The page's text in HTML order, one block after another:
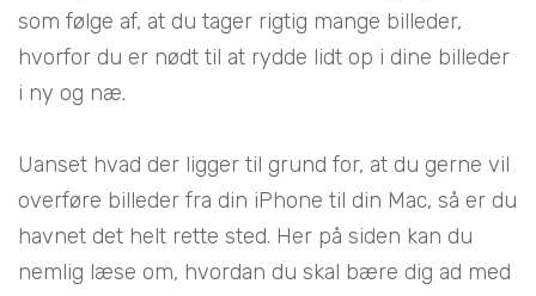
som følge af, at du tager rigtig mange billeder,
hvorfor du er nødt til at rydde lidt op i dine billeder
i ny og næ.
Uanset hvad der ligger til grund for, at du gerne vil
overføre billeder fra din iPhone til din Mac, så er du
havnet det helt rette sted. Her på siden kan du
nemlig læse om, hvordan du skal bære dig ad med